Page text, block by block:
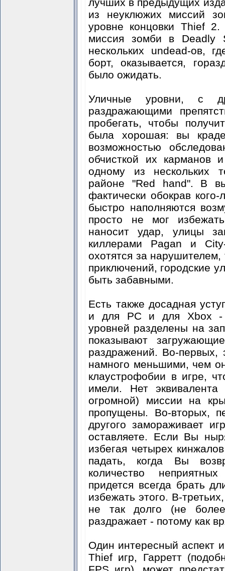
из неуклюжих миссий
уровне концовки Thief
миссия зомби в Deadly
нескольких undead-ов,
борт, оказывается,
было ожидать.
Уличные уровни, с
раздражающими
пробегать, чтобы
была хорошая: вы
возможностью
обчисткой их карманов
одному из нескольких
районе "Red hand". В
фактически обокрав
быстро наполняются
просто не мог
наносит удар, улицы
киллерами Pagan и
охотятся за нарушителем,
приключений, городские
быть забавными.
Есть также досадная
и для PC и для Xbox -
уровней разделены на
показывают
раздражений. Во-первых,
намного меньшими, чем
клаустрофобии в игре,
имели. Нет
огромной) миссии на
пропущены. Во-вторых,
другого замораживает
оставляете. Если Вы
избегая четырех
падать, когда Вы
количество
придется всегда брать
избежать этого. В-
не так долго (не
раздражает - потому как
Один интересный аспект
Thief игр, Гарретт